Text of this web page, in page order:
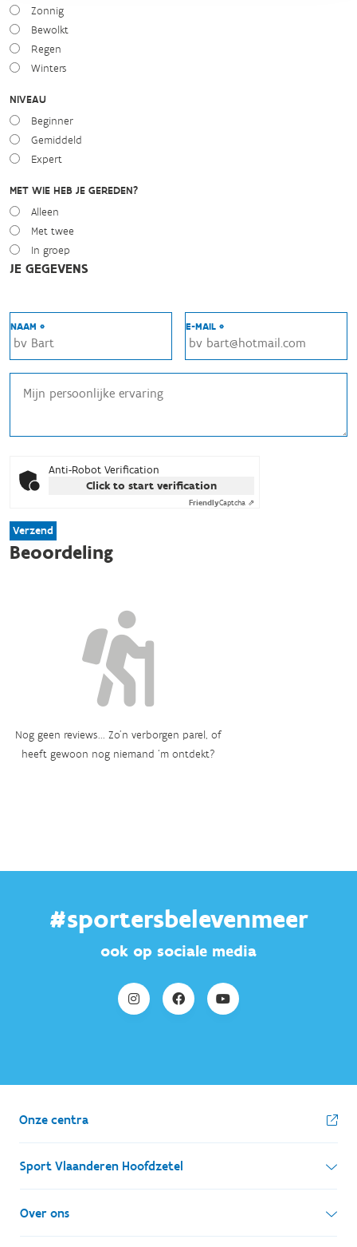
Zonnig
Bewolkt
Regen
Winters
NIVEAU
Beginner
Gemiddeld
Expert
MET WIE HEB JE GEREDEN?
Alleen
Met twee
In groep
JE GEGEVENS
NAAM * E-MAIL *
Anti-Robot Verification
Click to start verification
FriendlyCaptcha ⇗
Verzend
Beoordeling
Nog geen reviews... Zo’n verborgen parel, of
heeft gewoon nog niemand ‘m ontdekt?
#sportersbelevenmeer
ook op sociale media
Onze centra
Sport Vlaanderen Hoofdzetel
Simon Bolivarlaan 17
1000 Brussel
Over ons